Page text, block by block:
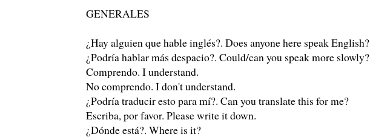
GENERALES
¿Hay alguien que hable inglés?. Does anyone here speak English?
¿Podría hablar más despacio?. Could/can you speak more slowly?
Comprendo. I understand.
No comprendo. I don't understand.
¿Podría traducir esto para mí?. Can you translate this for me?
Escriba, por favor. Please write it down.
¿Dónde está?. Where is it?